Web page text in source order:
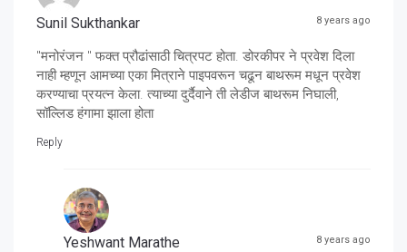
Sunil Sukthankar 8 years ago
"मनोरंजन " फक्त प्रौढांसाठी चित्रपट होता. डोरकीपर ने प्रवेश दिला
नाही म्हणून आमच्या एका मित्राने पाइपवरून चढून बाथरूम मधून प्रवेश
करण्याचा प्रयत्न केला. त्याच्या दुर्दैवाने ती लेडीज बाथरूम निघाली,
सॉल्लिड हंगामा झाला होता
Reply
Yeshwant Marathe 8 years ago